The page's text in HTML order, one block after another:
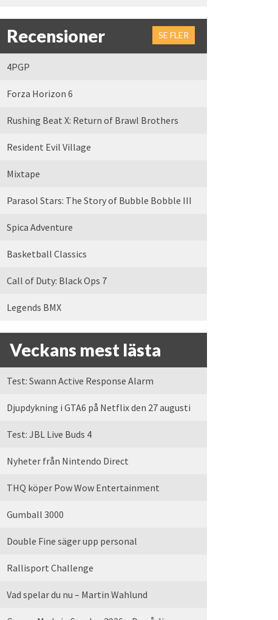
Recensioner SE FLER
4PGP
Forza Horizon 6
Rushing Beat X: Return of Brawl Brothers
Resident Evil Village
Mixtape
Parasol Stars: The Story of Bubble Bobble III
Spica Adventure
Basketball Classics
Call of Duty: Black Ops 7
Legends BMX
Veckans mest lästa
Test: Swann Active Response Alarm
Djupdykning i GTA6 på Netflix den 27 augusti
Test: JBL Live Buds 4
Nyheter från Nintendo Direct
THQ köper Pow Wow Entertainment
Gumball 3000
Double Fine säger upp personal
Rallisport Challenge
Vad spelar du nu – Martin Wahlund